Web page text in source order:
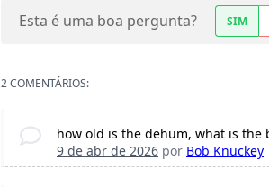
Esta é uma boa pergunta? SIM
2 COMENTÁRIOS:
how old is the dehum, what is the
9 de abr de 2026 por Bob Knuckey